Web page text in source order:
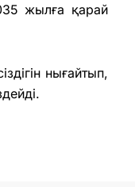
жылға қарай
нығайтып,